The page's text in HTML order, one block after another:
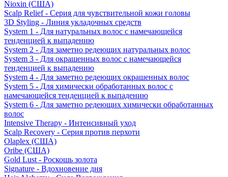
Nioxin (США)
Scalp Relief - Серия для чувствительной кожи головы
3D Styling - Линия укладочных средств
System 1 - Для натуральных волос с намечающейся
тенденцией к выпадению
System 2 - Для заметно редеющих натуральных волос
System 3 - Для окрашенных волос с намечающейся
тенденцией к выпадению
System 4 - Для заметно редеющих окрашенных волос
System 5 - Для химически обработанных волос с
намечающейся тенденцией к выпадению
System 6 - Для заметно редеющих химически обработанных
волос
Intensive Therapy - Интенсивный уход
Scalp Recovery - Серия против перхоти
Olaplex (США)
Oribe (США)
Gold Lust - Роскошь золота
Signature - Вдохновение дня